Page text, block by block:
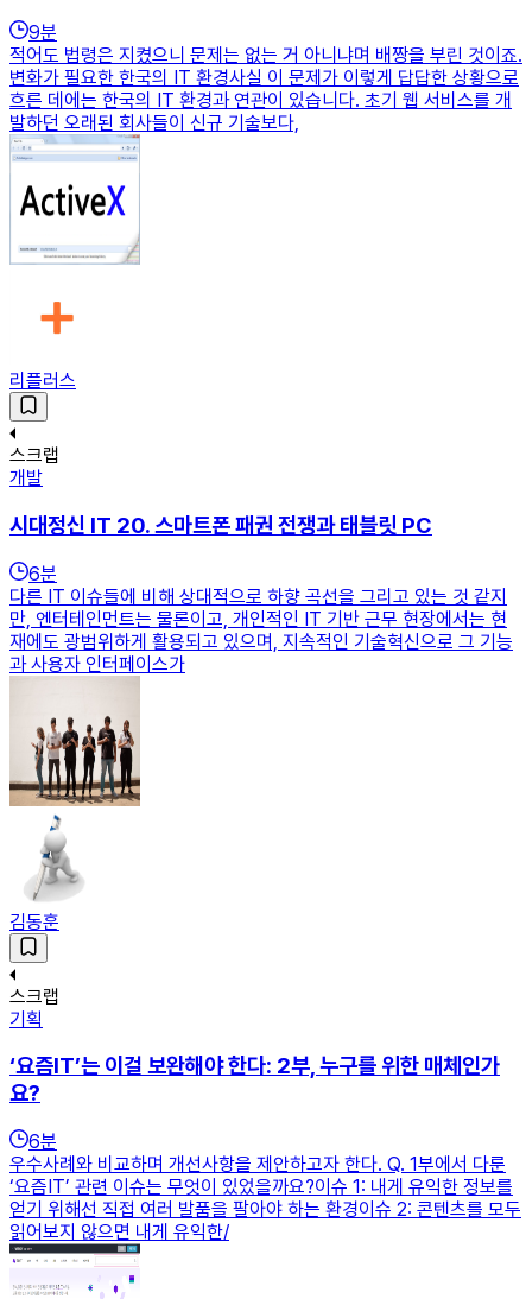
9분
적어도 법령은 지켰으니 문제는 없는 거 아니냐며 배짱을 부린 것이죠.
변화가 필요한 한국의 IT 환경사실 이 문제가 이렇게 답답한 상황으로
흐른 데에는 한국의 IT 환경과 연관이 있습니다. 초기 웹 서비스를 개
발하던 오래된 회사들이 신규 기술보다,
리플러스
스크랩
개발
시대정신 IT 20. 스마트폰 패권 전쟁과 태블릿 PC
6분
다른 IT 이슈들에 비해 상대적으로 하향 곡선을 그리고 있는 것 같지
만, 엔터테인먼트는 물론이고, 개인적인 IT 기반 근무 현장에서는 현
재에도 광범위하게 활용되고 있으며, 지속적인 기술혁신으로 그 기능
과 사용자 인터페이스가
김동훈
스크랩
기획
‘요즘IT’는 이걸 보완해야 한다: 2부, 누구를 위한 매체인가
요?
6분
우수사례와 비교하며 개선사항을 제안하고자 한다. Q. 1부에서 다룬
‘요즘IT’ 관련 이슈는 무엇이 있었을까요?이슈 1: 내게 유익한 정보를
얻기 위해선 직접 여러 발품을 팔아야 하는 환경이슈 2: 콘텐츠를 모두
읽어보지 않으면 내게 유익한/